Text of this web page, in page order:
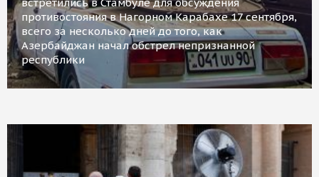
противостояния в Нагорном Карабахе 17 сентября,
всего за несколько дней до того, как
Азербайджан начал обстрел непризнанной
республики